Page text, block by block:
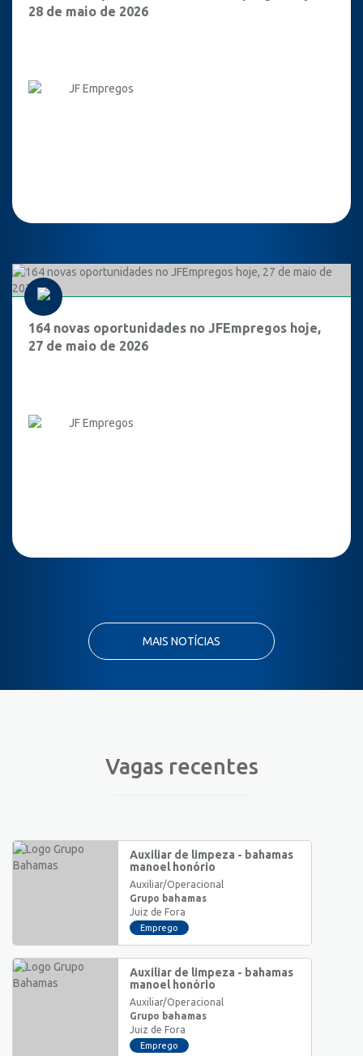
28 de maio de 2026
JF Empregos
164 novas oportunidades no JFEmpregos hoje,
27 de maio de 2026
JF Empregos
MAIS NOTÍCIAS
Vagas recentes
Auxiliar de limpeza - bahamas
manoel honório
Auxiliar/Operacional
Grupo bahamas
Juiz de Fora
Emprego
Auxiliar de limpeza - bahamas
manoel honório
Auxiliar/Operacional
Grupo bahamas
Juiz de Fora
Emprego